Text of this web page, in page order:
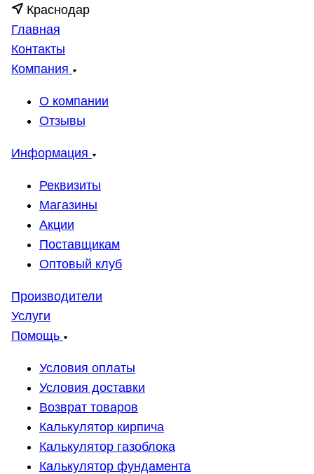
Краснодар
Главная
Контакты
Компания
О компании
Отзывы
Информация
Реквизиты
Магазины
Акции
Поставщикам
Оптовый клуб
Производители
Услуги
Помощь
Условия оплаты
Условия доставки
Возврат товаров
Калькулятор кирпича
Калькулятор газоблока
Калькулятор фундамента